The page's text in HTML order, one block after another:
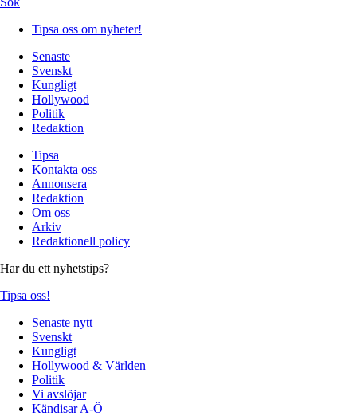
Tipsa oss om nyheter!
Senaste
Svenskt
Kungligt
Hollywood
Politik
Redaktion
Tipsa
Kontakta oss
Annonsera
Redaktion
Om oss
Arkiv
Redaktionell policy
Har du ett nyhetstips?
Tipsa oss!
Senaste nytt
Svenskt
Kungligt
Hollywood & Världen
Politik
Vi avslöjar
Kändisar A-Ö